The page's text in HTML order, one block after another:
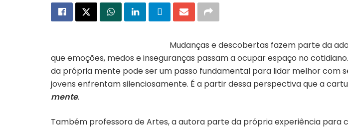
Mudanças e descobertas fazem parte da
que emoções, medos e inseguranças passam a ocupar espaço no
da própria mente pode ser um passo fundamental para lidar melhor com
jovens enfrentam silenciosamente. É a partir dessa perspectiva que a
mente.
Também professora de Artes, a autora parte da própria experiência